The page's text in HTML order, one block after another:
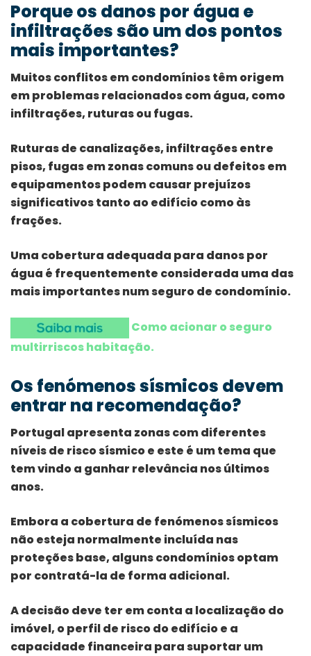
Porque os danos por água e
infiltrações são um dos pontos
mais importantes?
Muitos conflitos em condomínios têm origem
em problemas relacionados com água, como
infiltrações, ruturas ou fugas.
Ruturas de canalizações, infiltrações entre
pisos, fugas em zonas comuns ou defeitos em
equipamentos podem causar prejuízos
significativos tanto ao edifício como às
frações.
Uma cobertura adequada para danos por
água é frequentemente considerada uma das
mais importantes num seguro de condomínio.
Como acionar o seguro
multirriscos habitação.
Os fenómenos sísmicos devem
entrar na recomendação?
Portugal apresenta zonas com diferentes
níveis de risco sísmico e este é um tema que
tem vindo a ganhar relevância nos últimos
anos.
Embora a cobertura de fenómenos sísmicos
não esteja normalmente incluída nas
proteções base, alguns condomínios optam
por contratá-la de forma adicional.
A decisão deve ter em conta a localização do
imóvel, o perfil de risco do edifício e a
capacidade financeira para suportar um